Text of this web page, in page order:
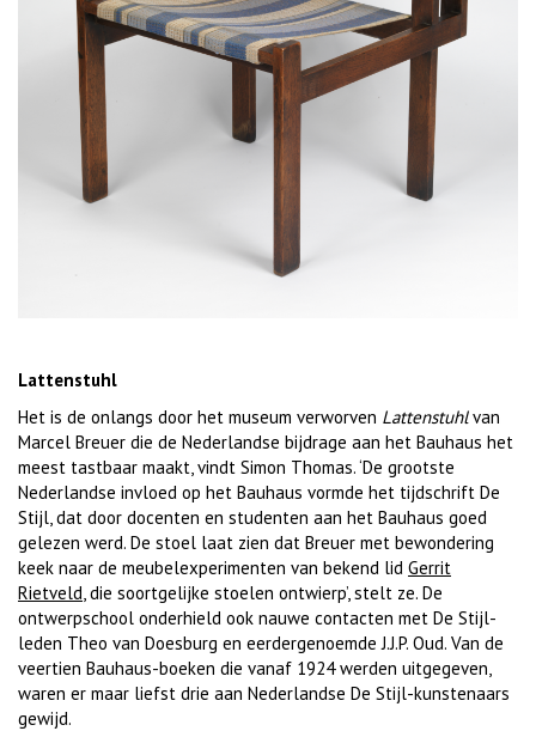
Lattenstuhl
Het is de onlangs door het museum verworven Lattenstuhlvan
Marcel Breuer die de Nederlandse bijdrage aan het Bauhaus het
meest tastbaar maakt, vindt Simon Thomas. ‘De grootste
Nederlandse invloed op het Bauhaus vormde het tijdschrift De
Stijl, dat door docenten en studenten aan het Bauhaus goed
gelezen werd. De stoel laat zien dat Breuer met bewondering
keek naar de meubelexperimenten van bekend lid Gerrit
Rietveld, die soortgelijke stoelen ontwierp’, stelt ze. De
ontwerpschool onderhield ook nauwe contacten met De Stijl-
leden Theo van Doesburg en eerdergenoemde J.J.P. Oud. Van de
veertien Bauhaus-boeken die vanaf 1924 werden uitgegeven,
waren er maar liefst drie aan Nederlandse De Stijl-kunstenaars
gewijd.